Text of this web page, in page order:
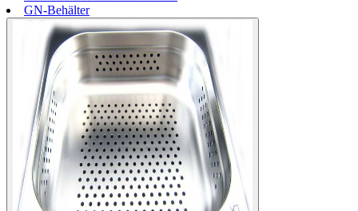
GN-Behälter